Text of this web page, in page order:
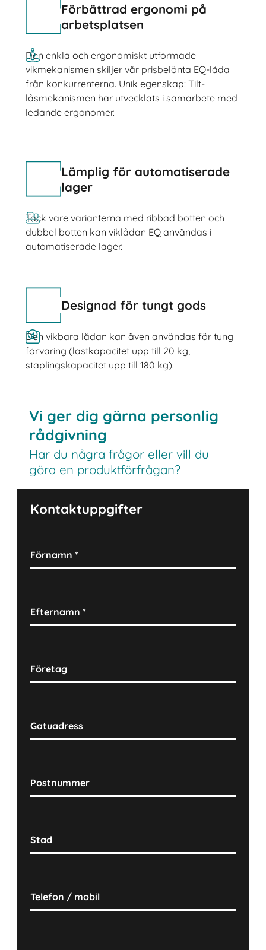
Förbättrad ergonomi på
arbetsplatsen
Den enkla och ergonomiskt utformade
vikmekanismen skiljer vår prisbelönta EQ-låda
från konkurrenterna. Unik egenskap: Tilt-
låsmekanismen har utvecklats i samarbete med
ledande ergonomer.
Lämplig för automatiserade
lager
Tack vare varianterna med ribbad botten och
dubbel botten kan viklådan EQ användas i
automatiserade lager.
Designad för tungt gods
Den vikbara lådan kan även användas för tung
förvaring (lastkapacitet upp till 20 kg,
staplingskapacitet upp till 180 kg).
Vi ger dig gärna personlig
rådgivning
Har du några frågor eller vill du
göra en produktförfrågan?
Kontaktuppgifter
Förnamn*
Efternamn*
Företag
Gatuadress
Postnummer
Stad
Telefon / mobil